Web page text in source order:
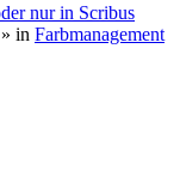
nur in Scribus
» in Farbmanagement